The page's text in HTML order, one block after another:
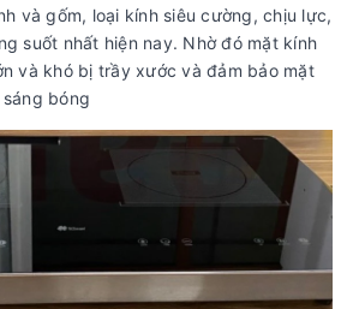
và gốm, loại kính siêu cường, chịu lực,
suốt nhất hiện nay. Nhờ đó mặt kính
và khó bị trầy xước và đảm bảo mặt
bóng